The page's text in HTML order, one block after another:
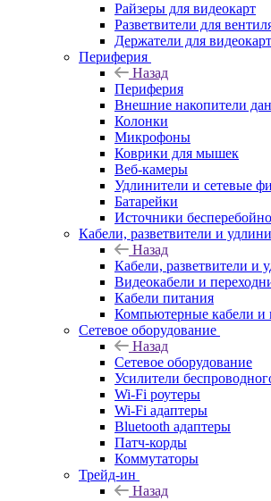
Райзеры для видеокарт
Разветвители для
Держатели для видеокарт
Периферия
Назад
Периферия
Внешние накопители
Колонки
Микрофоны
Коврики для мышек
Веб-камеры
Удлинители и сетевые
Батарейки
Источники
Кабели, разветвители и
Назад
Кабели, разветвители и
Видеокабели и
Кабели питания
Компьютерные кабели и
Сетевое оборудование
Назад
Сетевое оборудование
Усилители
Wi-Fi роутеры
Wi-Fi адаптеры
Bluetooth адаптеры
Патч-корды
Коммутаторы
Трейд-ин
Назад